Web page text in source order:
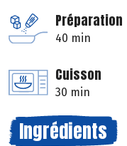
Préparation
40 min
Cuisson
30 min
Ingrédients